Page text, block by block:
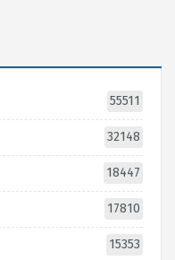
55511
32148
18447
17810
15353